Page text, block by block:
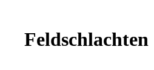
Feldschlachten